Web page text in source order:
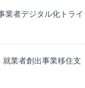
業者デジタル化トライ
業者創出事業移住支